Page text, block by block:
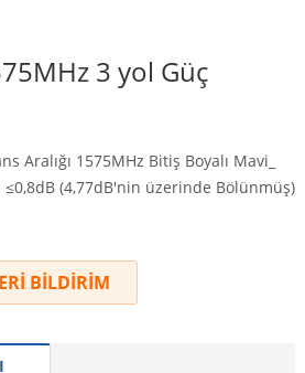
3 yol Güç
Aralığı 1575MHz Bitiş Boyalı Mavi_
≤0,8dB (4,77dB'nin üzerinde Bölünmüş)
BİLDİRİM